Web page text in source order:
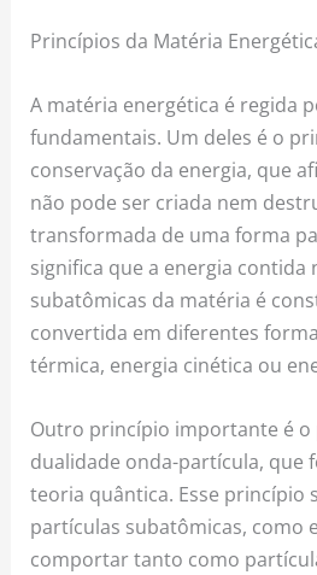
Princípios da Matéria
A matéria energética é regida
fundamentais. Um deles é o
conservação da energia, que
não pode ser criada nem
transformada de uma forma
significa que a energia contida
subatômicas da matéria é
convertida em diferentes
térmica, energia cinética ou
Outro princípio importante é o
dualidade onda-partícula, que
teoria quântica. Esse princípio
partículas subatômicas, como
comportar tanto como